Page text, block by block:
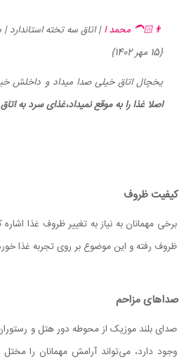
👨🏻‍🦱 محمد ا| اتاق سه تخته استاندارد
{15 مهر 1402}
یخچال اتاق خیلی صدا میداد و داخلش
اصلا غذا را به موقع نمیداد،غذای سرد به
کیفیت ظروف
برخی مهمانان به نیاز به تغییر ظروف غذا اشاره
ظروف رفته و این موضوع بر روی تجربه غذا
صداهای مزاحم
وجود دارد، می‌تواند آرامش مهمانان را